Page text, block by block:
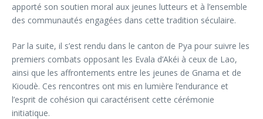
apporté son soutien moral aux jeunes lutteurs et à l’ensemble
des communautés engagées dans cette tradition séculaire.
Par la suite, il s’est rendu dans le canton de Pya pour suivre les
premiers combats opposant les Evala d’Akéi à ceux de Lao,
ainsi que les affrontements entre les jeunes de Gnama et de
Kioudè. Ces rencontres ont mis en lumière l’endurance et
l’esprit de cohésion qui caractérisent cette cérémonie
initiatique.